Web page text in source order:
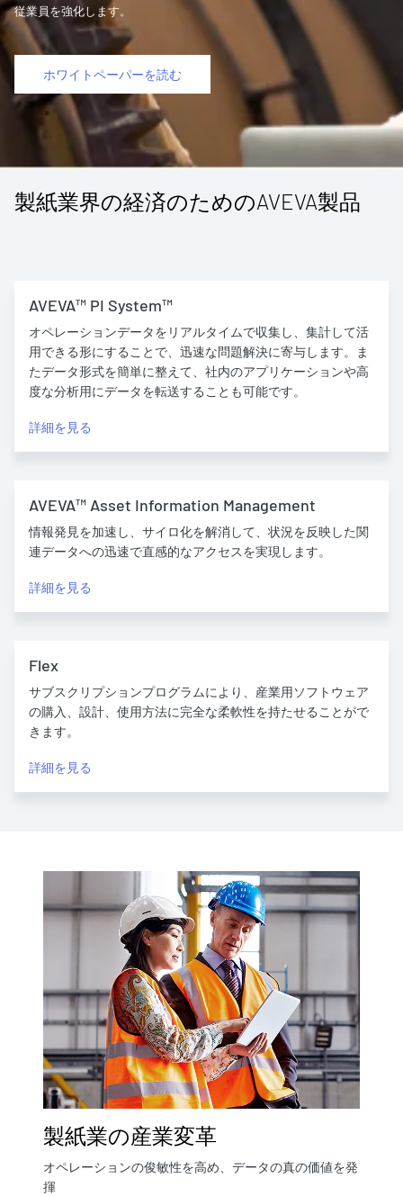
従業員を強化します。
ホワイトペーパーを読む
製紙業界の経済のためのAVEVA製品
AVEVA™ PI System™
オペレーションデータをリアルタイムで収集し、集計して活
用できる形にすることで、迅速な問題解決に寄与します。ま
たデータ形式を簡単に整えて、社内のアプリケーションや高
度な分析用にデータを転送することも可能です。
詳細を見る
AVEVA™ Asset Information Management
情報発見を加速し、サイロ化を解消して、状況を反映した関
連データへの迅速で直感的なアクセスを実現します。
詳細を見る
Flex
サブスクリプションプログラムにより、産業用ソフトウェア
の購入、設計、使用方法に完全な柔軟性を持たせることがで
きます。
詳細を見る
製紙業の産業変革
オペレーションの俊敏性を高め、データの真の価値を発
揮